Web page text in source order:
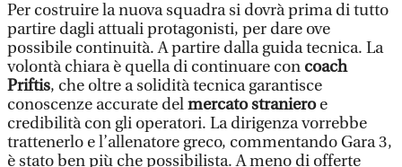
Per costruire la nuova squadra si dovrà prima di tutto
partire dagli attuali protagonisti, per dare ove
possibile continuità. A partire dalla guida tecnica. La
volontà chiara è quella di continuare con coach
Priftis, che oltre a solidità tecnica garantisce
conoscenze accurate delmercato stranieroe
credibilità con gli operatori. La dirigenza vorrebbe
trattenerlo e l’allenatore greco, commentando Gara 3,
è stato ben più che possibilista. A meno di offerte